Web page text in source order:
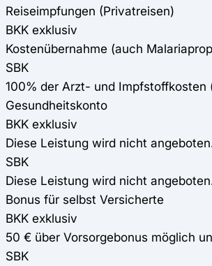
Reiseimpfungen (Privatreisen)
BKK exklusiv
Kostenübernahme (auch
SBK
100% der Arzt- und Impfstoffkosten
Gesundheitskonto
BKK exklusiv
Diese Leistung wird nicht
SBK
Diese Leistung wird nicht
Bonus für selbst Versicherte
BKK exklusiv
50 € über Vorsorgebonus möglich
SBK